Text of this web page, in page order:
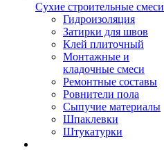
Сухие строительные смеси
Гидроизоляция
Затирки для швов
Клей плиточный
Монтажные и
кладочные смеси
Ремонтные составы
Ровнители пола
Сыпучие материалы
Шпаклевки
Штукатурки